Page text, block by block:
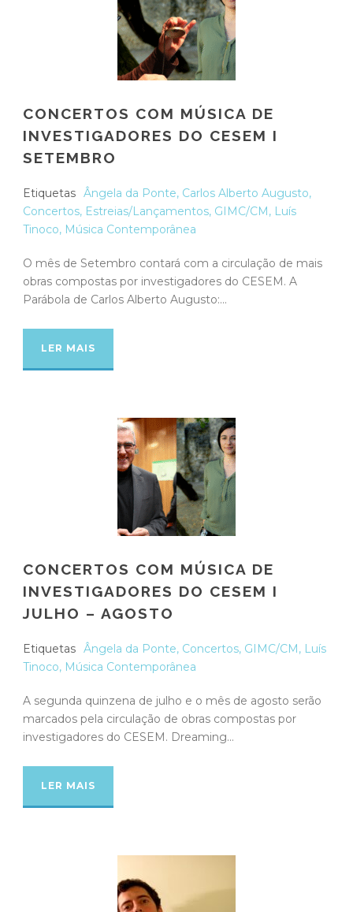
CONCERTOS COM MÚSICA DE
INVESTIGADORES DO CESEM I
SETEMBRO
Etiquetas Ângela da Ponte, Carlos Alberto Augusto,
Concertos, Estreias/Lançamentos, GIMC/CM, Luís
Tinoco, Música Contemporânea
O mês de Setembro contará com a circulação de mais
obras compostas por investigadores do CESEM. A
Parábola de Carlos Alberto Augusto:...
LER MAIS
CONCERTOS COM MÚSICA DE
INVESTIGADORES DO CESEM I
JULHO – AGOSTO
Etiquetas Ângela da Ponte, Concertos, GIMC/CM, Luís
Tinoco, Música Contemporânea
A segunda quinzena de julho e o mês de agosto serão
marcados pela circulação de obras compostas por
investigadores do CESEM. Dreaming...
LER MAIS